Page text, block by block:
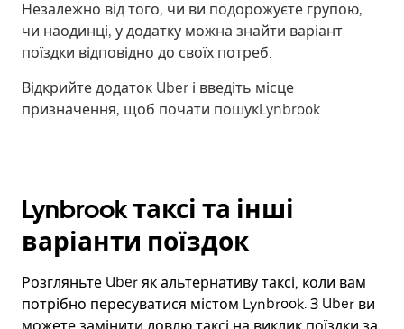
Незалежно від того, чи ви подорожуєте групою,
чи наодинці, у додатку можна знайти варіант
поїздки відповідно до своїх потреб.
Відкрийте додаток Uber і введіть місце
призначення, щоб почати пошукLynbrook.
Lynbrook таксі та інші
варіанти поїздок
Розгляньте Uber як альтернативу таксі, коли вам
потрібно пересуватися містом Lynbrook. З Uber ви